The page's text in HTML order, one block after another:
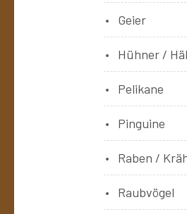
Geier
Hühner /
Pelikane
Pinguine
Raben /
Raubvögel